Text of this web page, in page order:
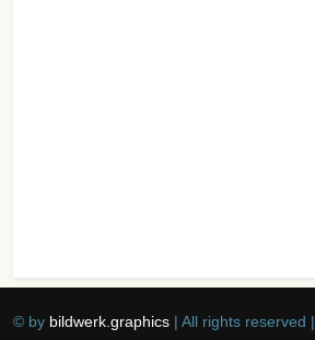
© by bildwerk.graphics | All rights reserved |